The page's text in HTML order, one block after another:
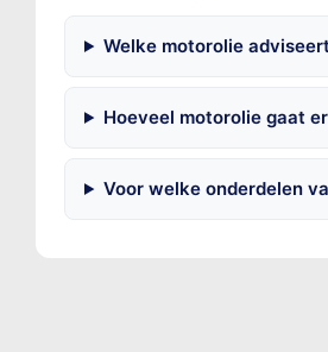
Welke motorolie
Hoeveel motorolie gaat
Voor welke onderdelen